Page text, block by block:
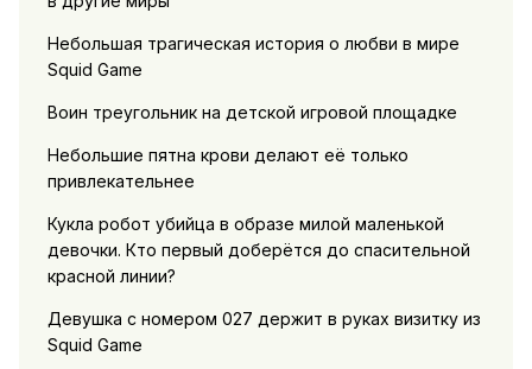
Небольшая трагическая история о любви в мире
Squid Game
Воин треугольник на детской игровой площадке
Небольшие пятна крови делают её только
привлекательнее
Кукла робот убийца в образе милой маленькой
девочки. Кто первый доберётся до спасительной
красной линии?
Девушка с номером 027 держит в руках визитку из
Squid Game